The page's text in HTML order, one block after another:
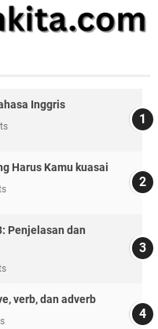
Inggris
Harus Kamu kuasai
Penjelasan dan
verb, dan adverb